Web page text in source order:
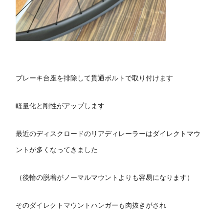
ブレーキ台座を排除して貫通ボルトで取り付けます
軽量化と剛性がアップします
最近のディスクロードのリアディレーラーはダイレクトマウ
ントが多くなってきました
（後輪の脱着がノーマルマウントよりも容易になります）
そのダイレクトマウントハンガーも肉抜きがされ